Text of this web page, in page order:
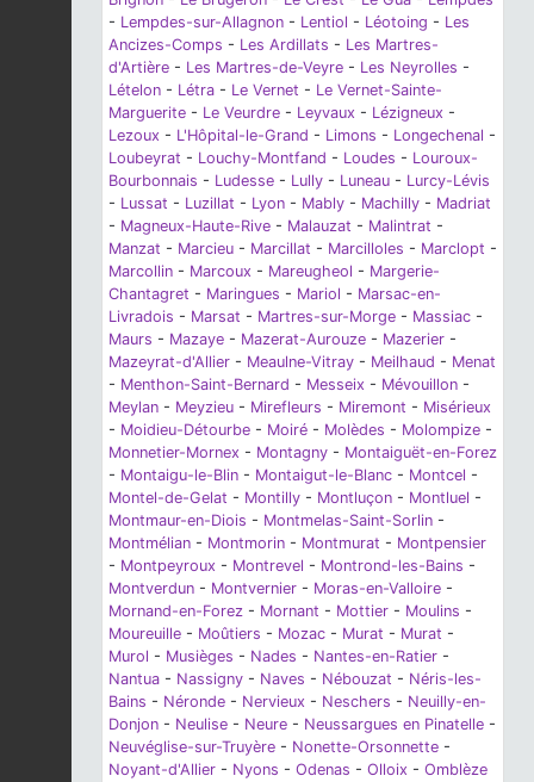
- Lempdes-sur-Allagnon - Lentiol - Léotoing - Les
Ancizes-Comps - Les Ardillats - Les Martres-
d'Artière - Les Martres-de-Veyre - Les Neyrolles -
Lételon - Létra - Le Vernet - Le Vernet-Sainte-
Marguerite - Le Veurdre - Leyvaux - Lézigneux -
Lezoux - L'Hôpital-le-Grand - Limons - Longechenal -
Loubeyrat - Louchy-Montfand - Loudes - Louroux-
Bourbonnais - Ludesse - Lully - Luneau - Lurcy-Lévis
- Lussat - Luzillat - Lyon - Mably - Machilly - Madriat
- Magneux-Haute-Rive - Malauzat - Malintrat -
Manzat - Marcieu - Marcillat - Marcilloles - Marclopt -
Marcollin - Marcoux - Mareugheol - Margerie-
Chantagret - Maringues - Mariol - Marsac-en-
Livradois - Marsat - Martres-sur-Morge - Massiac -
Maurs - Mazaye - Mazerat-Aurouze - Mazerier -
Mazeyrat-d'Allier - Meaulne-Vitray - Meilhaud - Menat
- Menthon-Saint-Bernard - Messeix - Mévouillon -
Meylan - Meyzieu - Mirefleurs - Miremont - Misérieux
- Moidieu-Détourbe - Moiré - Molèdes - Molompize -
Monnetier-Mornex - Montagny - Montaiguët-en-Forez
- Montaigu-le-Blin - Montaigut-le-Blanc - Montcel -
Montel-de-Gelat - Montilly - Montluçon - Montluel -
Montmaur-en-Diois - Montmelas-Saint-Sorlin -
Montmélian - Montmorin - Montmurat - Montpensier
- Montpeyroux - Montrevel - Montrond-les-Bains -
Montverdun - Montvernier - Moras-en-Valloire -
Mornand-en-Forez - Mornant - Mottier - Moulins -
Moureuille - Moûtiers - Mozac - Murat - Murat -
Murol - Musièges - Nades - Nantes-en-Ratier -
Nantua - Nassigny - Naves - Nébouzat - Néris-les-
Bains - Néronde - Nervieux - Neschers - Neuilly-en-
Donjon - Neulise - Neure - Neussargues en Pinatelle -
Neuvéglise-sur-Truyère - Nonette-Orsonnette -
Noyant-d'Allier - Nyons - Odenas - Olloix - Omblèze